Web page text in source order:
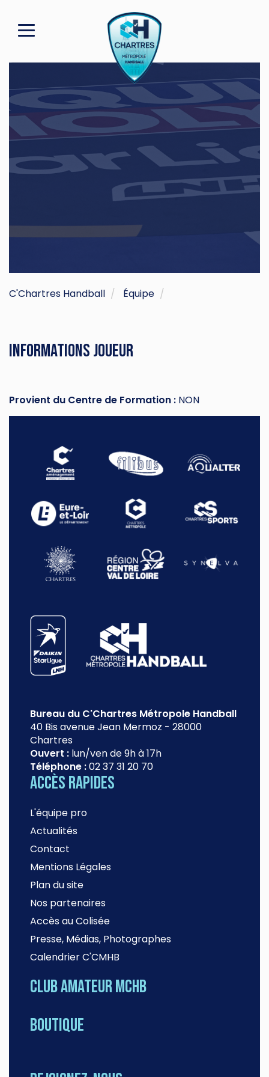
C'Chartres Handball Équipe
Informations joueur
Provient du Centre de Formation : NON
Bureau du C'Chartres Métropole Handball
40 Bis avenue Jean Mermoz - 28000
Chartres
Ouvert : lun/ven de 9h à 17h
Téléphone :02 37 31 20 70
Accès rapides
L'équipe pro
Actualités
Contact
Mentions Légales
Plan du site
Nos partenaires
Accès au Colisée
Presse, Médias, Photographes
Calendrier C'CMHB
Club amateur MCHB
Boutique